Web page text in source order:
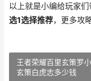
以上就是小编给玩家
选1选择推荐，更多攻
王者荣耀百里玄策罗
玄策白虎志多少钱